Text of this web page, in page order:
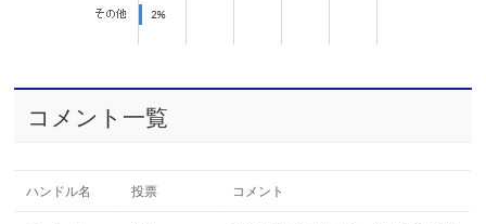
コメント一覧
ハンドル名 投票 コメント